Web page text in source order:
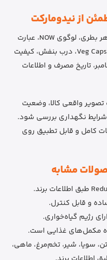
از نیدومارکت
برای بررسی اصالت گلوتاتیون ناو، ظاهر بطری، لوگوی NOW، عبارت
Glutathione 250 mg، تعداد 60 Veg Capsules، درب بنفش، کیفیت
تاریخ مصرف و اطلاعات
واقعی کالا، وضعیت
شرایط نگهداری بررسی شود.
کامل و قابل تطبیق روی
مشابه
رژیم گیاه‌خواری.
سویا، شیر، تخم‌مرغ، ماهی،